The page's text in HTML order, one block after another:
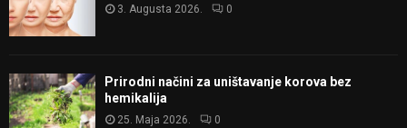
3. Augusta 2026. 0
Prirodni načini za uništavanje korova bez
hemikalija
25. Maja 2026. 0